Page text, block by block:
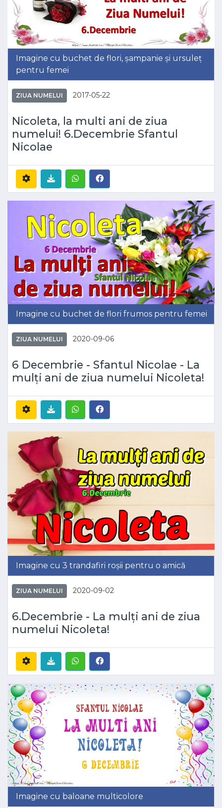
Imagine cu buchet de flori, șampanie și ursuleț
pentru femei
ZIUA NUMELUI 2017-05-22
Nicoleta, la multi ani de ziua
numelui! 6.Decembrie Sfantul
Nicolae
Imagine cu buchet de flori frumos pentru femei
ZIUA NUMELUI 2020-09-06
6 Decembrie - Sfantul Nicolae - La
mulți ani de ziua numelui Nicoleta!
Imagine cu 3 trandafiri roșii pentru o amică
ZIUA NUMELUI 2020-09-02
6.Decembrie - La mulți ani de ziua
numelui Nicoleta!
Imagine cu baloane multicolore